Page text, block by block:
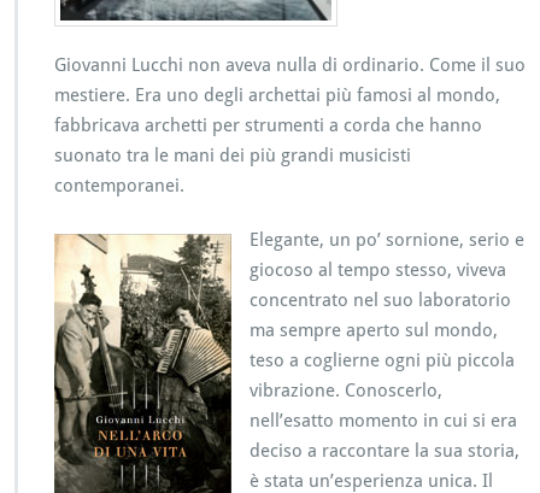
Giovanni Lucchi non aveva nulla di ordinario. Come il suo
mestiere. Era uno degli archettai più famosi al mondo,
fabbricava archetti per strumenti a corda che hanno
suonato tra le mani dei più grandi musicisti
contemporanei.
Elegante, un po’ sornione, serio e
giocoso al tempo stesso, viveva
concentrato nel suo laboratorio
ma sempre aperto sul mondo,
teso a coglierne ogni più piccola
vibrazione. Conoscerlo,
nell’esatto momento in cui si era
deciso a raccontare la sua storia,
è stata un’esperienza unica. Il